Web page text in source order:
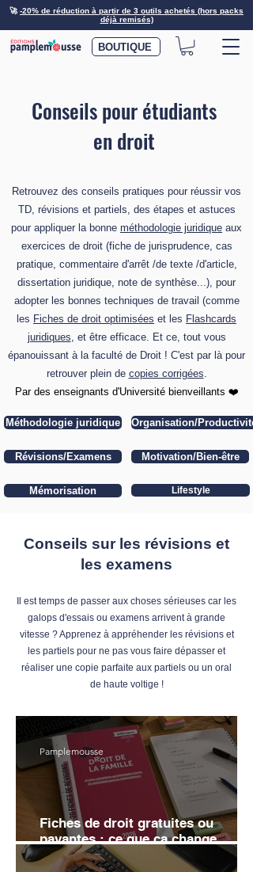
🚀-20% de réduction à partir de 3 outils achetés (hors packs
déjà remisés)
BOUTIQUE
Conseils pour étudiants
en droit
Retrouvez des conseils pratiques pour réussir vos
TD, révisions et partiels, des étapes et astuces
pour appliquer la bonne méthodologie juridique aux
exercices de droit (fiche de jurisprudence, cas
pratique, commentaire d'arrêt /de texte /d'article,
dissertation juridique, note de synthèse...), pour
adopter les bonnes techniques de travail (comme
les Fiches de droit optimisées et les Flashcards
juridiques, et être efficace. Et ce, tout vous
épanouissant à la faculté de Droit ! C'est par là pour
retrouver plein de copies corrigées.
​Par des enseignants d'Université bienveillants ❤️
Méthodologie juridique Organisation/Productivité
Révisions/Examens Motivation/Bien-être
Mémorisation Lifestyle
Conseils sur les révisions et
les examens
Il est temps de passer aux choses sérieuses car les
galops d'essais ou examens arrivent à grande
vitesse ? Apprenez à appréhender les révisions et
les partiels pour ne pas vous faire dépasser et
réaliser une copie parfaite aux partiels ou un oral
de haute voltige !
Fiches de droit gratuites ou
payantes : ce que ça change
vraiment sur ta note
Pamplemousse